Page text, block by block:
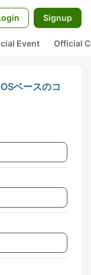
Signup
Event Official
ベースのコ